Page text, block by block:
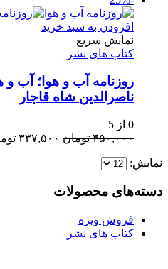
افزودن به سبد خرید
نمایش سریع
کتاب های نشر
روزنامه آب و هوا؛ آب و
ناصرالدین شاه قاجار
0 از 5
۴۵۰,۰۰۰ تومان قیمت
۳۳۷,۵۰۰
نمایش:
دسته‌های محصولات
فروش ویژه
کتاب های نشر